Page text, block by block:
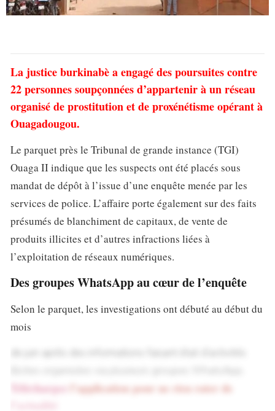
La justice burkinabè a engagé des poursuites contre
22 personnes soupçonnées d’appartenir à un réseau
organisé de prostitution et de proxénétisme opérant à
Ouagadougou.
Le parquet près le Tribunal de grande instance (TGI)
Ouaga II indique que les suspects ont été placés sous
mandat de dépôt à l’issue d’une enquête menée par les
services de police. L’affaire porte également sur des faits
présumés de blanchiment de capitaux, de vente de
produits illicites et d’autres infractions liées à
l’exploitation de réseaux numériques.
Des groupes WhatsApp au cœur de l’enquête
Selon le parquet, les investigations ont débuté au début du
mois
Téléchargez
l’application pour ne rien rater de